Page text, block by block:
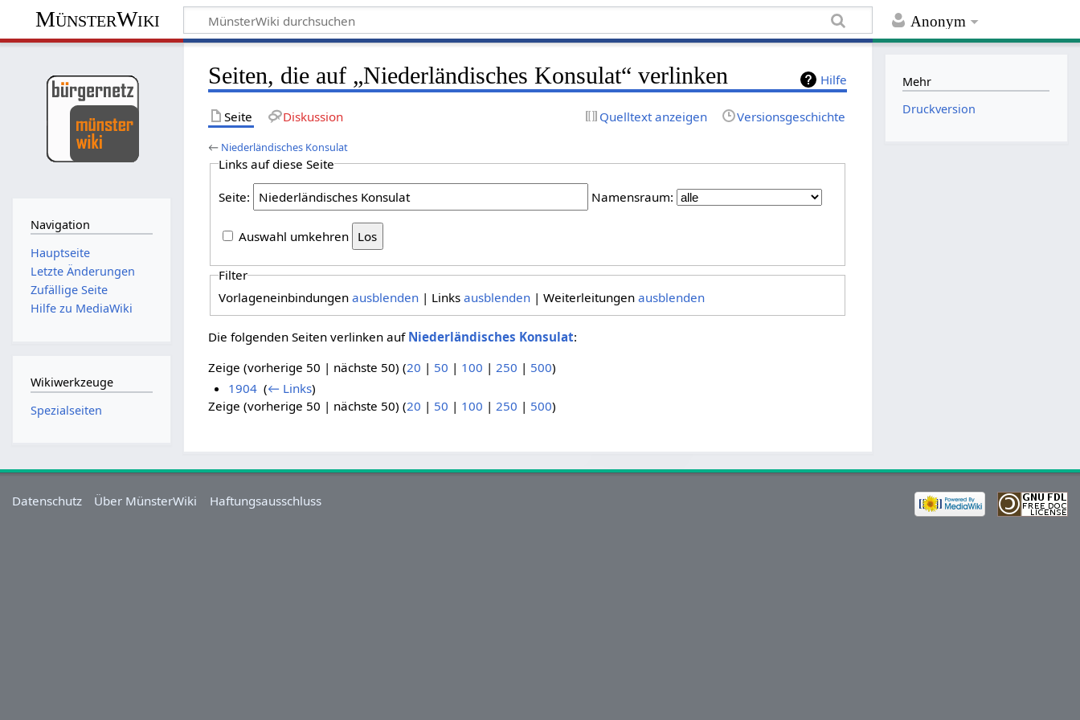
Anonym
MünsterWiki
Hilfe
Seiten, die auf „Niederländisches Konsulat“ verlinken
Seite Diskussion Quelltext anzeigen Versionsgeschichte
← Niederländisches Konsulat
Links auf diese Seite
Seite: Namensraum:
Auswahl umkehren
Filter
Vorlageneinbindungen ausblenden| Links ausblenden| Weiterleitungen ausblenden
Die folgenden Seiten verlinken auf Niederländisches Konsulat:
Zeige (vorherige 50 | nächste 50) (20 | 50 | 100 | 250 | 500)
1904‎ (← Links)
Zeige (vorherige 50 | nächste 50) (20 | 50 | 100 |250 | 500)
Navigation
Hauptseite
Letzte Änderungen
Zufällige Seite
Hilfe zu MediaWiki
Wikiwerkzeuge
Spezialseiten
Mehr
Druckversion
Datenschutz Über MünsterWiki Haftungsausschluss